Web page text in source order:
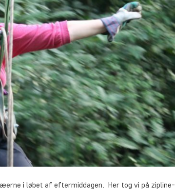
i løbet af eftermiddagen. Her tog vi på zipline-